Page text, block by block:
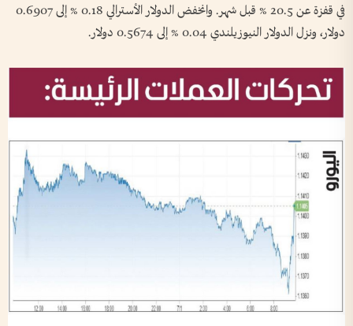
في قفزة عن 20.5 % قبل شهر. وانخفض الدولار الأسترالي 0.18 % إلى 0.6907
دولار، ونزل الدولار النيوزيلندي ​0.04 % إلى 0.5674 دولار.